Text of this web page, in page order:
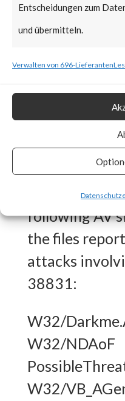
Entscheidungen zum
und übermitteln.
Verwalten von 696-Lieferanten
The vendor
includes a fix
38831.
What
FortiGuard
following AV
the files
attacks
38831:
W32/
W32/NDAoF
W32/